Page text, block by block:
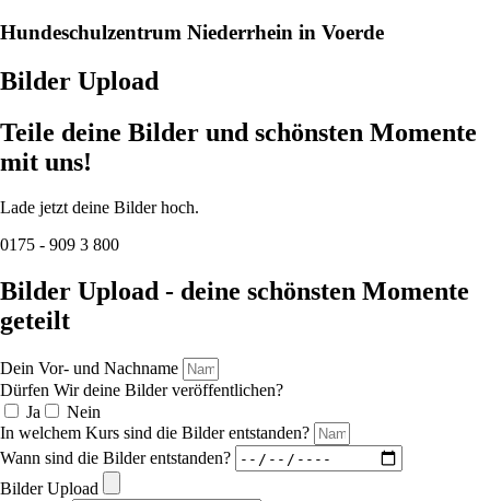
Hundeschulzentrum Niederrhein in Voerde
Bilder Upload
Teile deine Bilder und schönsten Momente
mit uns!
Lade jetzt deine Bilder hoch.
0175 - 909 3 800
Bilder Upload - deine schönsten Momente
geteilt
Dein Vor- und Nachname
Dürfen Wir deine Bilder veröffentlichen?
Ja
Nein
In welchem Kurs sind die Bilder entstanden?
Wann sind die Bilder entstanden?
Bilder Upload